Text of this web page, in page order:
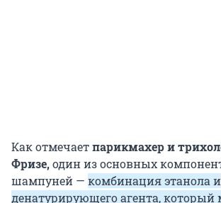
Как отмечаетпарикмахер и
Фризе,один из основных
шампуней — комбинация этанола и
денатурирующего агента, который